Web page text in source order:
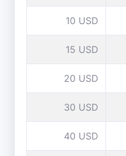
10 USD
15 USD
20 USD
30 USD
40 USD